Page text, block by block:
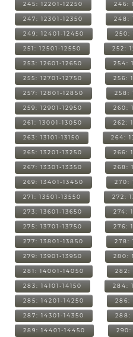
245: 12201-12250 246:
247: 12301-12350 248:
249: 12401-12450 250:
251: 12501-12550 252:
253: 12601-12650 254:
255: 12701-12750 256:
257: 12801-12850 258:
259: 12901-12950 260:
261: 13001-13050 262:
263: 13101-13150 264:
265: 13201-13250 266:
267: 13301-13350 268:
269: 13401-13450 270:
271: 13501-13550 272:
273: 13601-13650 274:
275: 13701-13750 276:
277: 13801-13850 278:
279: 13901-13950 280:
281: 14001-14050 282:
283: 14101-14150 284:
285: 14201-14250 286:
287: 14301-14350 288:
289: 14401-14450 290: